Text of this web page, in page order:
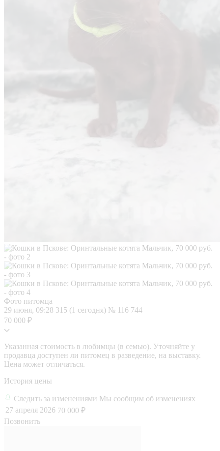
Фото питомца
29 июня, 09:28 315 (1 сегодня) № 116 744
70 000 ₽
Указанная стоимость в любимцы (в семью). Уточняйте у
продавца доступен ли питомец в разведение, на выставку.
Цена может отличаться.
История цены
Следить за изменениями Мы сообщим об изменениях
27 апреля 2026 70 000 ₽
Позвонить